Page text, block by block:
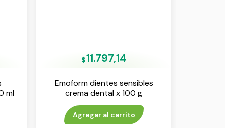
ml
$11.797,14
Emoform dientes sensibles
crema dental x 100 g
Agregar al carrito